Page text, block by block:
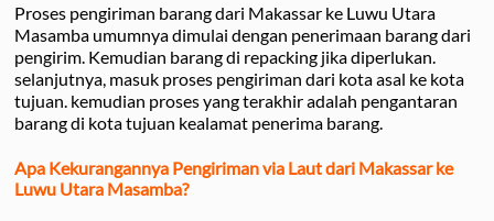
Proses pengiriman barang dari Makassar ke Luwu Utara
Masamba umumnya dimulai dengan penerimaan barang dari
pengirim. Kemudian barang di repacking jika diperlukan.
selanjutnya, masuk proses pengiriman dari kota asal ke kota
tujuan. kemudian proses yang terakhir adalah pengantaran
barang di kota tujuan kealamat penerima barang.
Apa Kekurangannya Pengiriman via Laut dari Makassar ke
Luwu Utara Masamba?